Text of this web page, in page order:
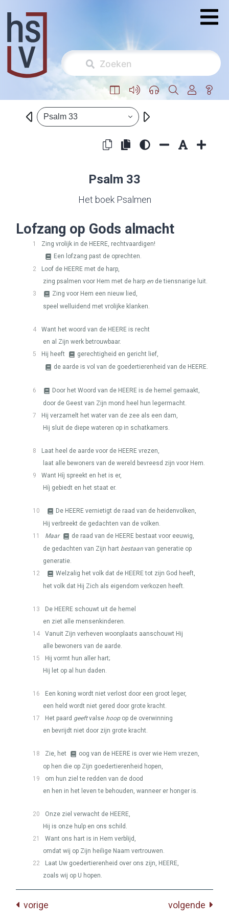
Psalm 33
Psalm 33
Het boek Psalmen
Lofzang op Gods almacht
1 Zing vrolijk in de HEERE, rechtvaardigen!
Een lofzang past de oprechten.
2
Loof de HEERE met de harp,
zing psalmen voor Hem met de harp en de tiensnarige luit.
3
Zing voor Hem een nieuw lied,
speel welluidend met vrolijke klanken.
4 Want het woord van de HEERE is recht
en al Zijn werk betrouwbaar.
5
Hij heeft
gerechtigheid en gericht lief,
de aarde is vol van de goedertierenheid van de HEERE.
6 Door het Woord van de HEERE is de hemel gemaakt,
door de Geest van Zijn mond heel hun legermacht.
7
Hij verzamelt het water van de zee als een dam,
Hij sluit de diepe wateren op in schatkamers.
8 Laat heel de aarde voor de HEERE vrezen,
laat alle bewoners van de wereld bevreesd zijn voor Hem.
9
Want Híj spreekt en het is er,
Híj gebiedt en het staat er.
10 De HEERE vernietigt de raad van de heidenvolken,
Hij verbreekt de gedachten van de volken.
11
Maar de raad van de HEERE bestaat voor eeuwig,
de gedachten van Zijn hart bestaan van generatie op
generatie.
12
Welzalig het volk dat de HEEREtot zijn God heeft,
het volk dat Hij Zich als eigendom verkozen heeft.
13 De HEERE schouwt uit de hemel
en ziet alle mensenkinderen.
14
Vanuit Zijn verheven woonplaats aanschouwt Hij
alle bewoners van de aarde.
15
Hij vormt hun aller hart;
Hij let op al hun daden.
16
Een koning wordt niet verlost door een groot leger,
een held wordt niet gered door grote kracht.
17
Het paard geeftvalse hoop op de overwinning
en bevrijdt niet door zijn grote kracht.
18 Zie, het oog van de HEERE is over wie Hem vrezen,
op hen die op Zijn goedertierenheid hopen,
19
om hun ziel te redden van de dood
en hen in het leven te behouden, wanneer er honger is.
20 Onze ziel verwacht de HEERE,
Hij is onze hulp en ons schild.
21
Want ons hart is in Hem verblijd,
omdat wij op Zijn heilige Naam vertrouwen.
22
Laat Uw goedertierenheid over ons zijn, HEERE,
zoals wij op U hopen.
vorige volgende